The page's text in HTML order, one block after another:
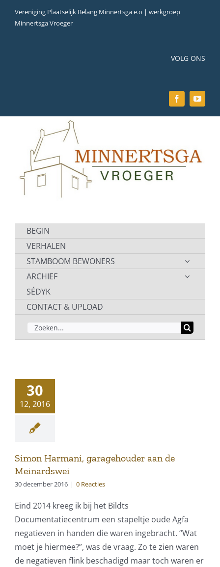
naar
Vereniging Plaatselijk Belang Minnertsga e.o | werkgroep
Minnertsga Vroeger
VOLG ONS
BEGIN
VERHALEN
STAMBOOM BEWONERS
ARCHIEF
SÉDYK
CONTACT & UPLOAD
ZOEKEN
NAAR:
30
12, 2016
Simon Harmani, garagehouder aan de
Meinardswei
30 december 2016 | 0 Reacties
Eind 2014 kreeg ik bij het Bildts
Documentatiecentrum een stapeltje oude Agfa
negatieven in handen die waren ingebracht. “Wat
moet je hiermee?”, was de vraag. Zo te zien waren
de negatieven flink beschadigd maar toch waren er